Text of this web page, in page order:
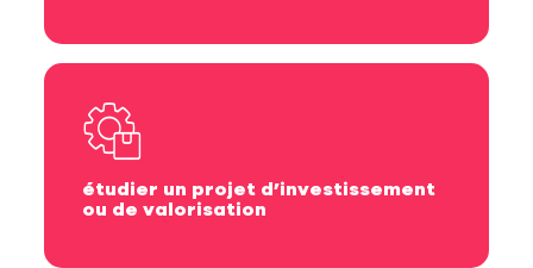
étudier un projet d’investissement
ou de valorisation